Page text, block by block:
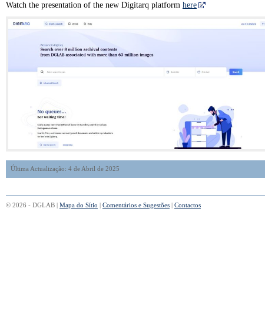
Watch the presentation of the new Digitarq platform here
Última Actualização: 4 de Abril de 2025
© 2026 - DGLAB | Mapa do Sítio | Comentários e Sugestões | Contactos